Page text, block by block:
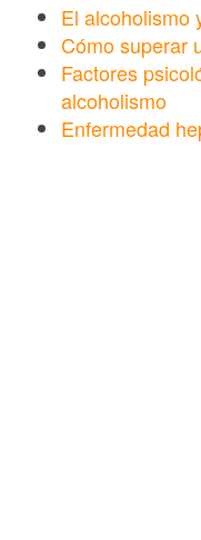
El alcoholismo
Cómo superar
Factores
alcoholismo
Enfermedad